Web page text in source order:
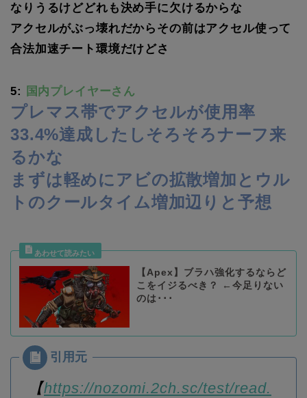
なりうるけどどれも決め手に欠けるからな
アクセルがぶっ壊れだからその前はアクセル使って
合法加速チート環境だけどさ
5: 国内プレイヤーさん
プレマス帯でアクセルが使用率
33.4%達成したしそろそろナーフ来
るかな
まずは軽めにアビの拡散増加とウル
トのクールタイム増加辺りと予想
【Apex】ブラハ強化するならど
こをイジるべき？ ←今足りない
のは･･･
【https://nozomi.2ch.sc/test/read.